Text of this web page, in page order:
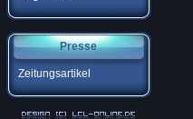
Presse
Zeitungsartikel